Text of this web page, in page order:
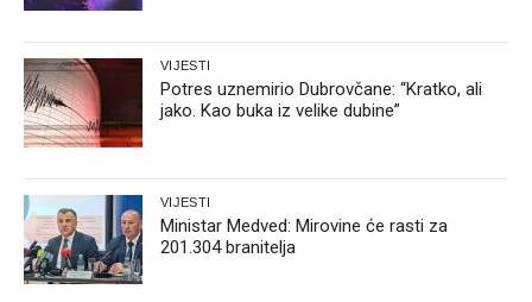
VIJESTI
Potres uznemirio Dubrovčane: “Kratko, ali
jako. Kao buka iz velike dubine”
VIJESTI
Ministar Medved: Mirovine će rasti za
201.304 branitelja